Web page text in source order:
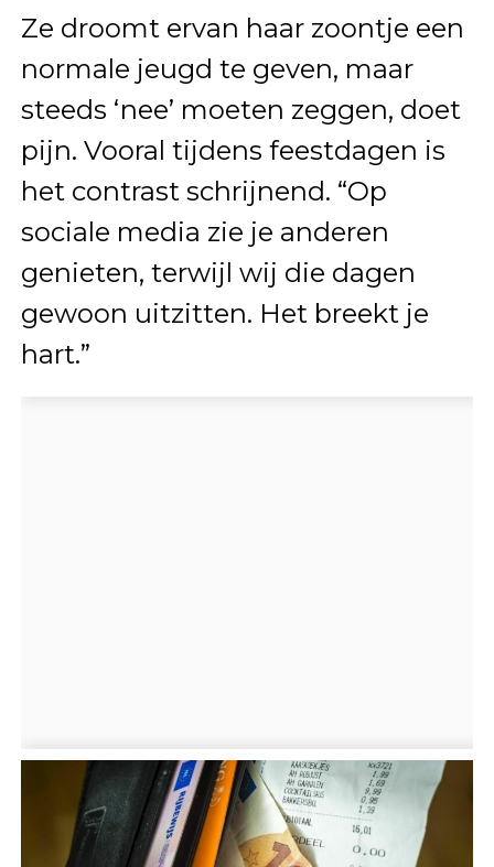
Ze droomt ervan haar zoontje een
normale jeugd te geven, maar
steeds ‘nee’ moeten zeggen, doet
pijn. Vooral tijdens feestdagen is
het contrast schrijnend. “Op
sociale media zie je anderen
genieten, terwijl wij die dagen
gewoon uitzitten. Het breekt je
hart.”